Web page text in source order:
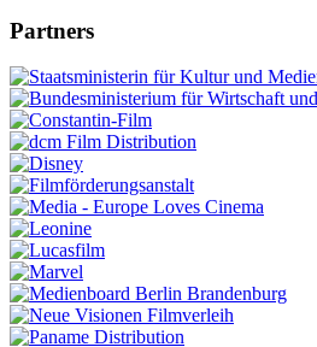
Partners